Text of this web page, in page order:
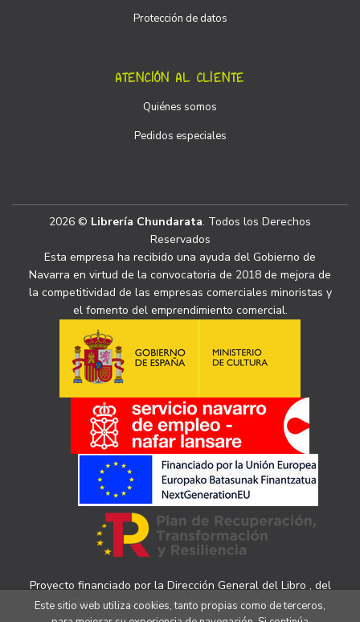
Protección de datos
ATENCIÓN AL CLIENTE
Quiénes somos
Pedidos especiales
2026 © Librería Chundarata. Todos los Derechos
Reservados
Esta empresa ha recibido una ayuda del Gobierno de
Navarra en virtud de la convocatoria de 2018 de mejora de
la competitividad de las empresas comerciales minoristas y
el fomento del emprendimiento comercial.
Proyecto financiado por la Dirección General del Libro , del
Cómic y de la Lectura, Ministerio de Cultura.
Este sitio web utiliza cookies, tanto propias como de terceros,